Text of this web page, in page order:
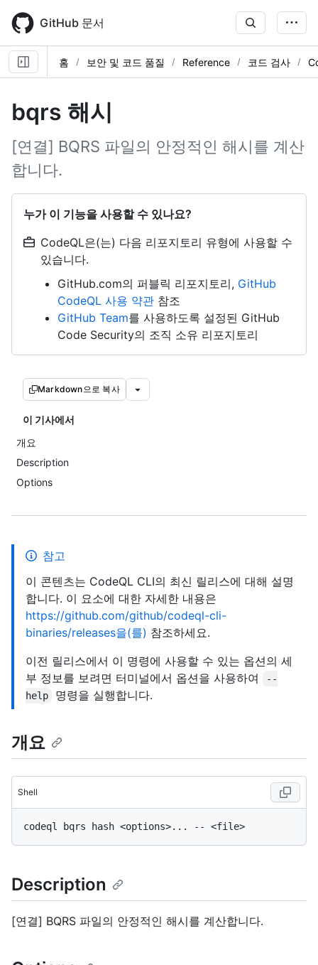
main
content
GitHub 문서
홈 보안 및 코드 품질 Reference 코드 검사
bqrs 해시
[연결] BQRS 파일의 안정적인 해시를 계산
합니다.
누가 이 기능을 사용할 수 있나요?
CodeQL은(는) 다음 리포지토리 유형에 사용할 수
있습니다.
GitHub.com의 퍼블릭 리포지토리, GitHub
CodeQL 사용 약관 참조
GitHub Team를 사용하도록 설정된 GitHub
Code Security의 조직 소유 리포지토리
Markdown으로 복사
이 기사에서
개요
Description
Options
참고
이 콘텐츠는 CodeQL CLI의 최신 릴리스에 대해 설명
합니다. 이 요소에 대한 자세한 내용은
https://github.com/github/codeql-cli-
binaries/releases을(를) 참조하세요.
이전 릴리스에서 이 명령에 사용할 수 있는 옵션의 세
부 정보를 보려면 터미널에서 옵션을 사용하여
--
help
명령을 실행합니다.
개요
Shell
Description
[연결] BQRS 파일의 안정적인 해시를 계산합니다.